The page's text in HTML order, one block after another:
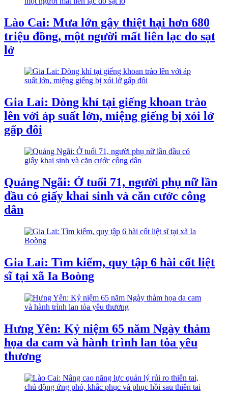
Lào Cai: Mưa lớn gây thiệt hại hơn 680
triệu đồng, một người mất liên lạc do sạt
lở
Gia Lai: Dòng khí tại giếng khoan trào
lên với áp suất lớn, miệng giếng bị xói lở
gấp đôi
Quảng Ngãi: Ở tuổi 71, người phụ nữ lần
đầu có giấy khai sinh và căn cước công
dân
Gia Lai: Tìm kiếm, quy tập 6 hài cốt liệt
sĩ tại xã Ia Boòng
Hưng Yên: Kỷ niệm 65 năm Ngày thảm
họa da cam và hành trình lan tỏa yêu
thương